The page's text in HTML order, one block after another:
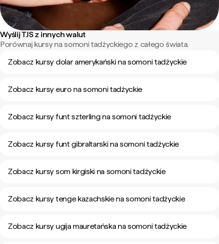
Wyślij TJS z innych walut
Porównaj kursy na somoni tadżyckiego z całego świata.
Zobacz kursy dolar amerykański na somoni tadżyckie
Zobacz kursy euro na somoni tadżyckie
Zobacz kursy funt szterling na somoni tadżyckie
Zobacz kursy funt gibraltarski na somoni tadżyckie
Zobacz kursy som kirgiski na somoni tadżyckie
Zobacz kursy tenge kazachskie na somoni tadżyckie
Zobacz kursy ugija mauretańska na somoni tadżyckie